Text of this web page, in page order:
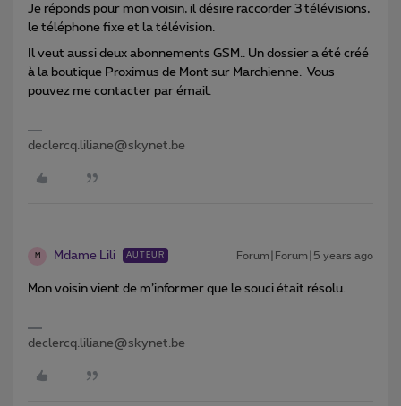
Je réponds pour mon voisin, il désire raccorder 3 télévisions,
le téléphone fixe et la télévision.
Il veut aussi deux abonnements GSM.. Un dossier a été créé
à la boutique Proximus de Mont sur Marchienne. Vous
pouvez me contacter par émail.
declercq.liliane@skynet.be
M Mdame Lili AUTEUR Forum|Forum|5 years ago
Mon voisin vient de m’informer que le souci était résolu.
declercq.liliane@skynet.be